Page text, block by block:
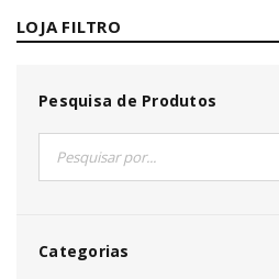
LOJA FILTRO
Pesquisa de Produtos
Categorias